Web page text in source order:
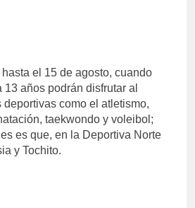
el 15 de agosto, cuando
años podrán disfrutar al
como el atletismo,
taekwondo y voleibol;
es que, en la Deportiva Norte
y Tochito.